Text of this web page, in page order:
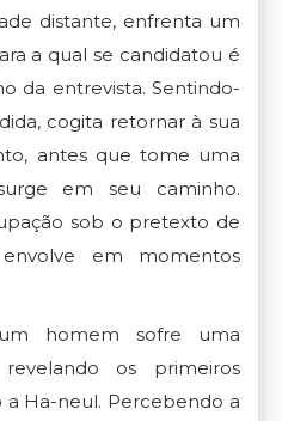
distante, enfrenta um
a qual se candidatou é
da entrevista. Sentindo-
cogita retornar à sua
antes que tome uma
em seu caminho.
sob o pretexto de
em momentos
homem sofre uma
os primeiros
Ha-neul. Percebendo a